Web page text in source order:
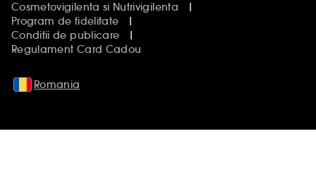
Cosmetovigilenta si Nutrivigilenta
Program de fidelitate
Conditii de publicare
Regulament Card Cadou
Romania